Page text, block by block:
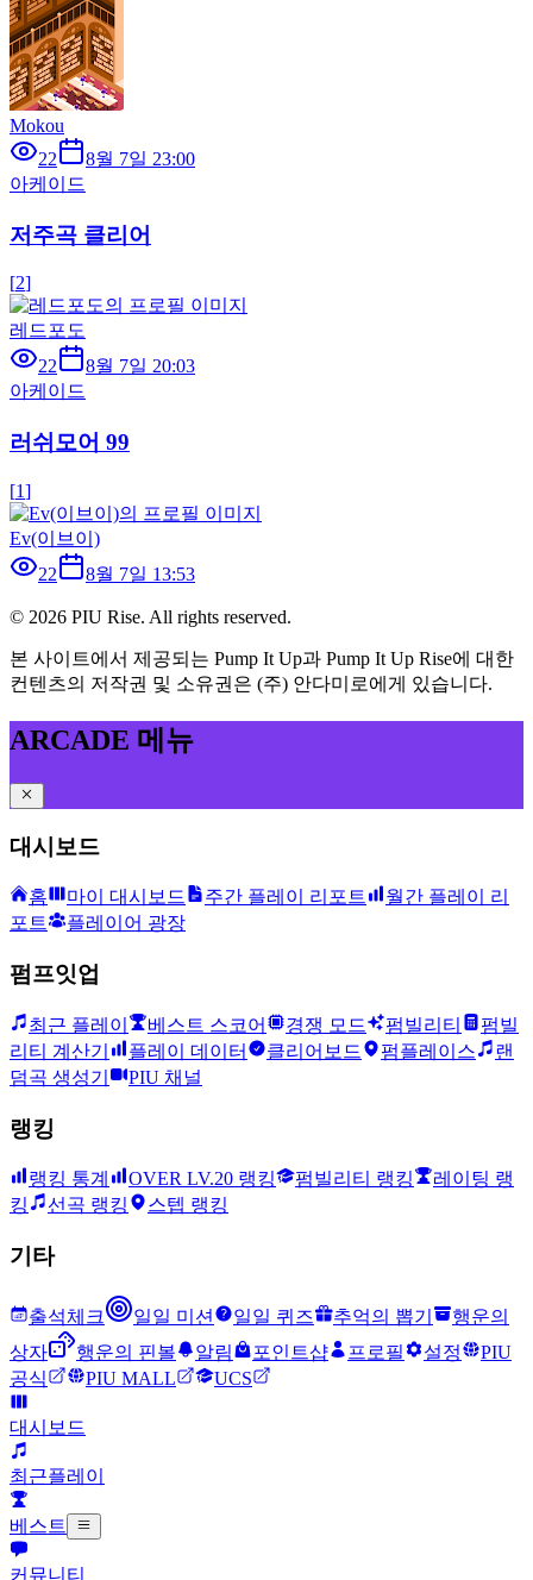
Mokou
22
8월 7일 23:00
아케이드
저주곡 클리어
[2]
레드포도
22
8월 7일 20:03
아케이드
러쉬모어 99
[1]
Ev(이브이)
22
8월 7일 13:53
© 2026 PIU Rise. All rights reserved.
본 사이트에서 제공되는 Pump It Up과 Pump It Up Rise에 대한
컨텐츠의 저작권 및 소유권은 (주) 안다미로에게 있습니다.
ARCADE 메뉴
대시보드
홈 마이 대시보드 주간 플레이 리포트
월간 플레이 리
포트
플레이어 광장
펌프잇업
최근 플레이 베스트 스코어 경쟁 모드 펌빌리티
펌빌
리티 계산기
플레이 데이터 클리어보드 펌플레이스
랜
덤곡 생성기
PIU 채널
랭킹
랭킹 통계 OVER LV.20 랭킹 펌빌리티 랭킹
레이팅 랭
킹
선곡 랭킹 스텝 랭킹
기타
출석체크 일일 미션 일일 퀴즈 추억의 뽑기
행운의
상자
행운의 핀볼 알림 포인트샵 프로필 설정
PIU
공식
PIU MALL UCS
대시보드
최근플레이
베스트
커뮤니티